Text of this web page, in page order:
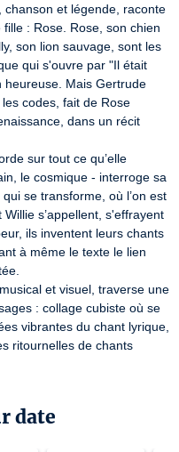
chanson et légende, raconte
: Rose. Rose, son chien
son lion sauvage, sont les
qui s'ouvre par "Il était
heureuse. Mais Gertrude
codes, fait de Rose
dans un récit
sur tout ce qu’elle
le cosmique - interroge sa
se transforme, où l’on est
s’appellent, s'effrayent
ils inventent leurs chants
à même le texte le lien
et visuel, traverse une
: collage cubiste où se
vibrantes du chant lyrique,
ritournelles de chants
date